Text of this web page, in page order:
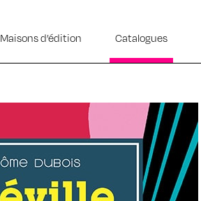
Maisons d’édition Catalogues